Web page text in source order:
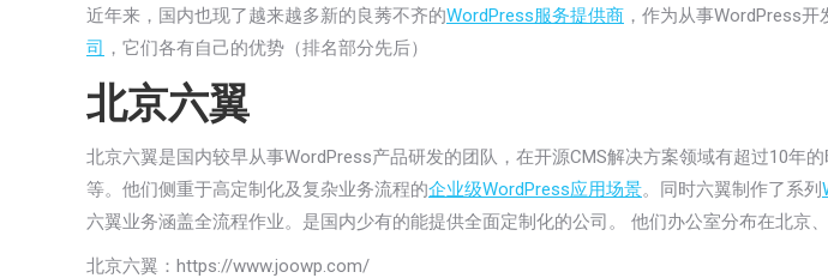
近年来，国内也现了越来越多新的良莠不齐的WordPress服务提供商 ，作为从事WordPress
司 ，它们各有自己的优势（排名部分先后）
北京六翼
北京六翼是国内较早从事WordPress产品研发的团队，在开源CMS解决方案领域有超过10年
等。他们侧重于高定制化及复杂业务流程的企业级WordPress应用场景。同时六翼制作了系列
六翼业务涵盖全流程作业。是国内少有的能提供全面定制化的公司。 他们办公室分布在北京
北京六翼： https://www.joowp.com/